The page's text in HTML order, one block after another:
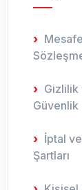
Gizlilik
Güvenlik
İptal
Şartları